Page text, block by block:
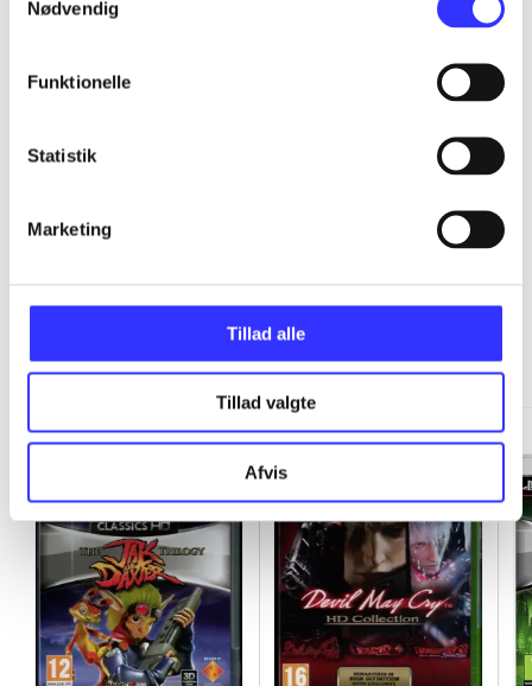
Nødvendig
Funktionelle
Statistik
Marketing
Tillad alle
Tillad valgte
Afvis
Classics HD
Gå til serien